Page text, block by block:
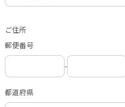
ご住所
郵便番号
-
都道府県